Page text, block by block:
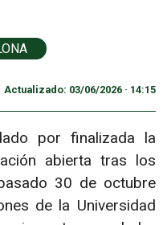
Actualizado: 03/06/2026 · 14:15
por finalizada la
abierta tras los
30 de octubre
de la Universidad